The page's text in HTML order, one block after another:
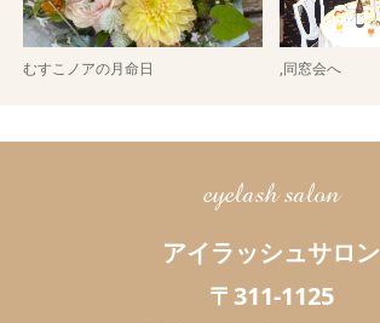
むすこノアの月命日 ,同窓会へ
eyelash salon
アイラッシュサロン
〒311-1125